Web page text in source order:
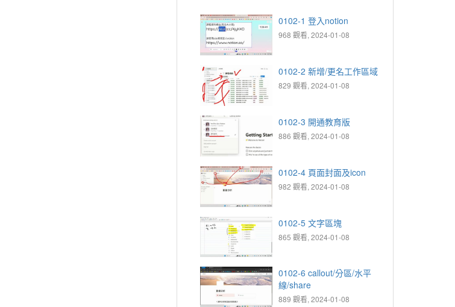
0102-1 登入notion
968 觀看, 2024-01-08
0102-2 新增/更名工作區域
829 觀看, 2024-01-08
0102-3 開通教育版
886 觀看, 2024-01-08
0102-4 頁面封面及icon
982 觀看, 2024-01-08
0102-5 文字區塊
865 觀看, 2024-01-08
0102-6 callout/分區/水平
線/share
889 觀看, 2024-01-08